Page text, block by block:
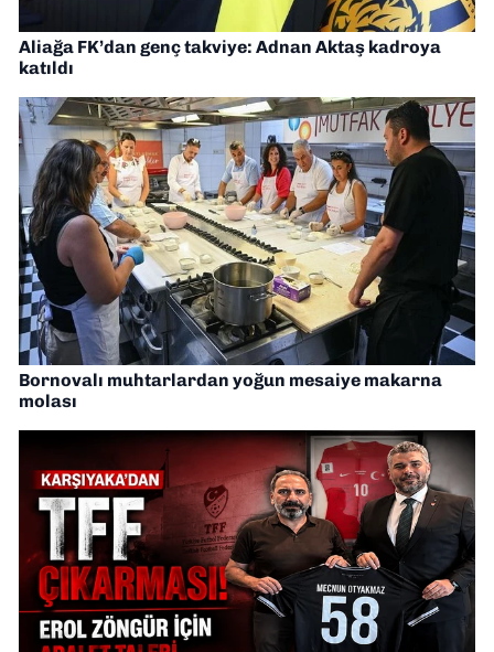
Aliağa FK’dan genç takviye: Adnan Aktaş kadroya
katıldı
Bornovalı muhtarlardan yoğun mesaiye makarna
molası